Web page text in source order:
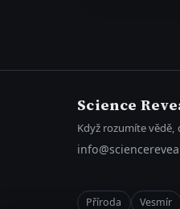
Science
Když rozumíte vědě,
Příroda Vesmír